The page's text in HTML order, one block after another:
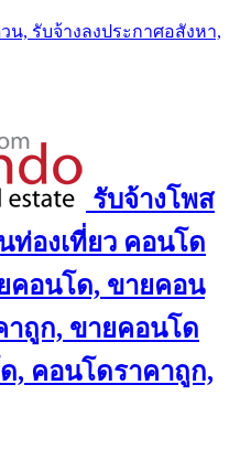
, รับจ้างลงประกาศอสังหา,
รับจ้างโพส
ท่องเที่ยว คอนโด
คอนโด, ขายคอน
ถูก, ขายคอนโด
, คอนโดราคาถูก,